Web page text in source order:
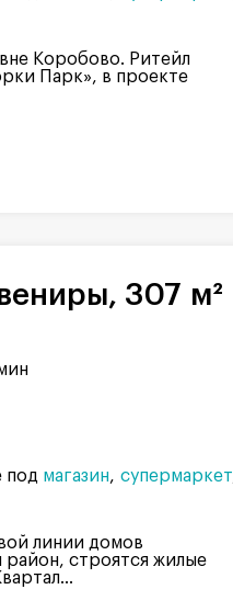
Коробово. Ритейл
Парк», в проекте
307 м²
под магазин
супермаркет
линии домов
строятся жилые